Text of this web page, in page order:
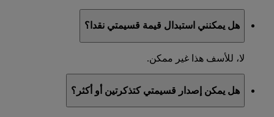
هل يمكنني استبدال قيمة قسيمتي نقدا؟
لا، للأسف هذا غير ممكن.
هل يمكن إصدار قسيمتي كتذكرتين أو أكثر؟